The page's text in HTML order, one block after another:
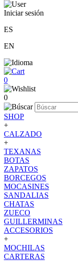
Iniciar sesión
ES
EN
0
0
SHOP
+
CALZADO
+
TEXANAS
BOTAS
ZAPATOS
BORCEGOS
MOCASINES
SANDALIAS
CHATAS
ZUECO
GUILLERMINAS
ACCESORIOS
+
MOCHILAS
CARTERAS